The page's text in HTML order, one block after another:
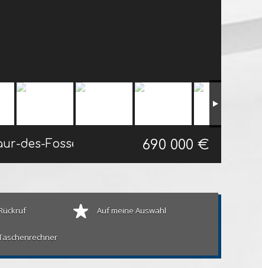
690 000 €
Auf meine Auswahl